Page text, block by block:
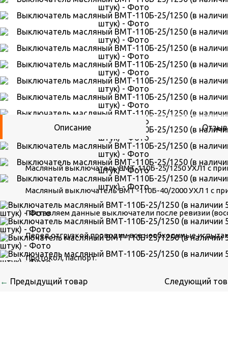
← Предыдущий товар Следующий
Описание
Масляный выключатель ВМТ-110Б-25/1250 УХЛ1 с
Масляный выключатель ВМТ -110Б-40/2000 УХЛ 1 с
Поставляем данные выключатели после ревизии
Перед отгрузкой проводим все необходимые
Протокол, паспорт.